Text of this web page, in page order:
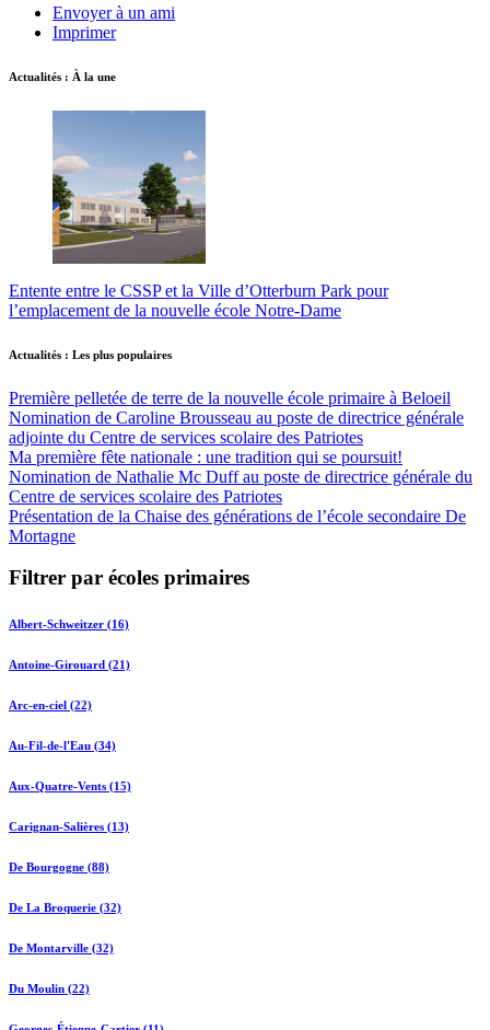
Envoyer à un ami
Imprimer
Actualités : À la une
Entente entre le CSSP et la Ville d’Otterburn Park pour
l’emplacement de la nouvelle école Notre-Dame
Actualités : Les plus populaires
Première pelletée de terre de la nouvelle école primaire à Beloeil
Nomination de Caroline Brousseau au poste de directrice générale
adjointe du Centre de services scolaire des Patriotes
Ma première fête nationale : une tradition qui se poursuit!
Nomination de Nathalie Mc Duff au poste de directrice générale du
Centre de services scolaire des Patriotes
Présentation de la Chaise des générations de l’école secondaire De
Mortagne
Filtrer par écoles primaires
Albert-Schweitzer (16)
Antoine-Girouard (21)
Arc-en-ciel (22)
Au-Fil-de-l'Eau (34)
Aux-Quatre-Vents (15)
Carignan-Salières (13)
De Bourgogne (88)
De La Broquerie (32)
De Montarville (32)
Du Moulin (22)